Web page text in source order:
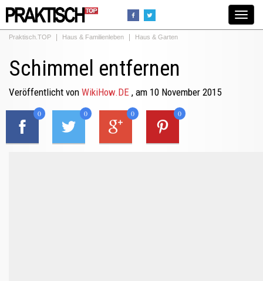
Toggle
Praktisch.TOP Haus & Familienleben Haus & Garten
Schimmel entfernen
Veröffentlicht von WikiHow.DE , am 10 November 2015
0 0 0 0